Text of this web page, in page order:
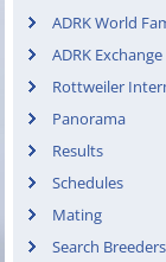
ADRK World
ADRK Exchange
Rottweiler
Panorama
Results
Schedules
Mating
Search Breeders